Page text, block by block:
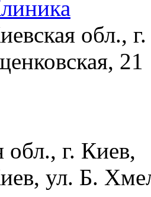
обл.,
21
обл., г. Киев,
ул. Б.